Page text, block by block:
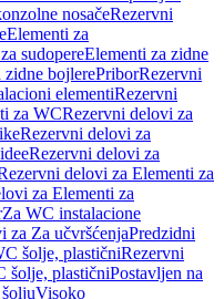
nosačeRezervni
Elementi za
sudopereElementi za zidne
zidne bojlerePriborRezervni
elementiRezervni
za WCRezervni delovi za
Rezervni delovi za
Rezervni delovi za
delovi za Elementi za
za Elementi za
Za WC instalacione
za Za učvršćenjaPredzidni
šolje, plastičniRezervni
šolje, plastičniPostavljen na
Visoko